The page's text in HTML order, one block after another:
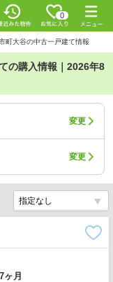
0
町大谷の中古一戸建て情報
の購入情報｜2026年8
変更
変更
ヶ月